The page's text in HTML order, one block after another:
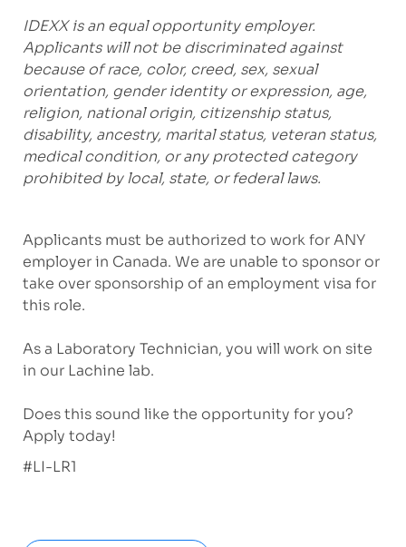
IDEXX is an equal opportunity employer.
Applicants will not be discriminated against
because of race, color, creed, sex, sexual
orientation, gender identity or expression, age,
religion, national origin, citizenship status,
disability, ancestry, marital status, veteran status,
medical condition, or any protected category
prohibited by local, state, or federal laws.
Applicants must be authorized to work for ANY
employer in Canada. We are unable to sponsor or
take over sponsorship of an employment visa for
this role.
As a Laboratory Technician, you will work on site
in ourLachine lab.
Does this sound like the opportunity for you?
Apply today!
#LI-LR1